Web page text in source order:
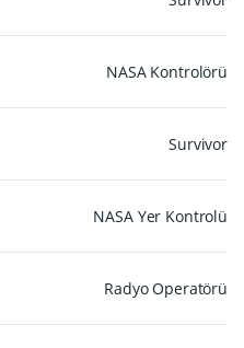
NASA Kontrolörü
Survivor
NASA Yer Kontrolü
Radyo Operatörü